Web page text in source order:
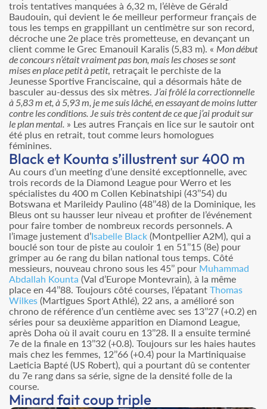
trois tentatives manquées à 6,32 m, l’élève de Gérald
Baudouin, qui devient le 6e meilleur performeur français de
tous les temps en grappillant un centimètre sur son record,
décroche une 2e place très prometteuse, en devançant un
client comme le Grec Emanouil Karalis (5,83 m). « Mon début
de concours n’était vraiment pas bon, mais les choses se sont
mises en place petit à petit, retraçait le perchiste de la
Jeunesse Sportive Franciscaine, qui a désormais hâte de
basculer au-dessus des six mètres. J’ai frôlé la correctionnelle
à 5,83 m et, à 5,93 m, je me suis lâché, en essayant de moins lutter
contre les conditions. Je suis très content de ce que j’ai produit sur
le plan mental. » Les autres Français en lice sur le sautoir ont
été plus en retrait, tout comme leurs homologues
féminines.
Black et Kounta s’illustrent sur 400 m
Au cours d’un meeting d’une densité exceptionnelle, avec
trois records de la Diamond League pour Werro et les
spécialistes du 400 m Collen Kebinatshipi (43’’54) du
Botswana et Marileidy Paulino (48’’48) de la Dominique, les
Bleus ont su hausser leur niveau et profiter de l’événement
pour faire tomber de nombreux records personnels. A
l’image justement d’Isabelle Black (Montpellier A2M), qui a
bouclé son tour de piste au couloir 1 en 51’’15 (8e) pour
grimper au 6e rang du bilan national tous temps. Côté
messieurs, nouveau chrono sous les 45’’ pour Muhammad
Abdallah Kounta (Val d’Europe Montevrain), à la même
place en 44’’88. Toujours côté courses, l’épatant Thomas
Wilkes (Martigues Sport Athlé), 22 ans, a amélioré son
chrono de référence d’un centième avec ses 13’’27 (+0.2) en
séries pour sa deuxième apparition en Diamond League,
après Doha où il avait couru en 13’’28. Il a ensuite terminé
7e de la finale en 13’’32 (+0.8). Toujours sur les haies hautes
mais chez les femmes, 12’’66 (+0.4) pour la Martiniquaise
Laeticia Bapté (US Robert), qui a pourtant dû se contenter
du 7e rang dans sa série, signe de la densité folle de la
course.
Minard fait coup triple